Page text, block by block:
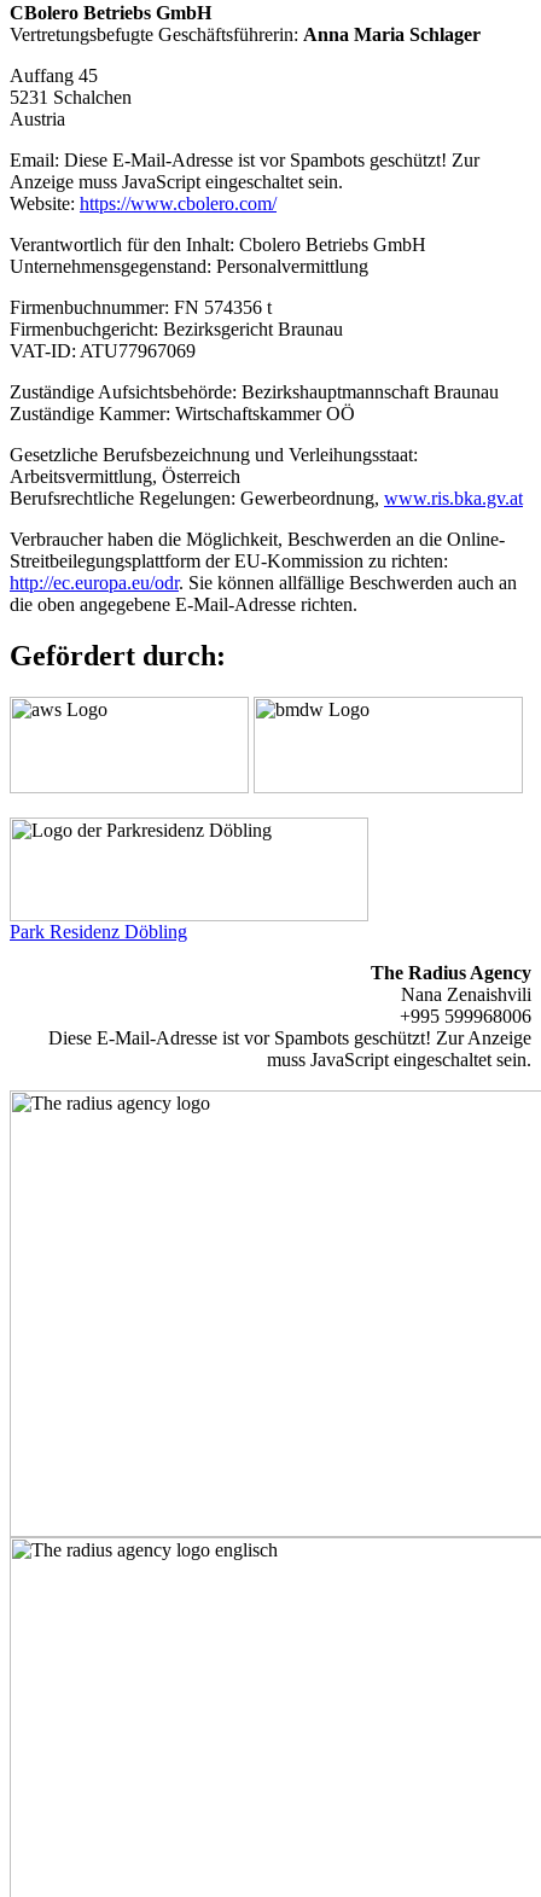
CBolero Betriebs GmbH
Vertretungsbefugte Geschäftsführerin: Anna Maria Schlager
Auffang 45
5231 Schalchen
Austria
Email: Diese E-Mail-Adresse ist vor Spambots geschützt! Zur
Anzeige muss JavaScript eingeschaltet sein.
Website: https://www.cbolero.com/
Verantwortlich für den Inhalt: Cbolero Betriebs GmbH
Unternehmensgegenstand: Personalvermittlung
Firmenbuchnummer: FN 574356 t
Firmenbuchgericht: Bezirksgericht Braunau
VAT-ID: ATU77967069
Zuständige Aufsichtsbehörde: Bezirkshauptmannschaft Braunau
Zuständige Kammer: Wirtschaftskammer OÖ
Gesetzliche Berufsbezeichnung und Verleihungsstaat:
Arbeitsvermittlung, Österreich
Berufsrechtliche Regelungen: Gewerbeordnung, www.ris.bka.gv.at
Verbraucher haben die Möglichkeit, Beschwerden an die Online-
Streitbeilegungsplattform der EU-Kommission zu richten:
http://ec.europa.eu/odr. Sie können allfällige Beschwerden auch an
die oben angegebene E-Mail-Adresse richten.
Gefördert durch:
Park Residenz Döbling
The Radius Agency
Nana Zenaishvili
+995 599968006
Diese E-Mail-Adresse ist vor Spambots geschützt! Zur Anzeige
muss JavaScript eingeschaltet sein.